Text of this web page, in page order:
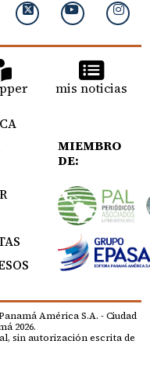
mis noticias
MIEMBRO
DE:
América S.A. - Ciudad
2026.
sin autorización escrita de